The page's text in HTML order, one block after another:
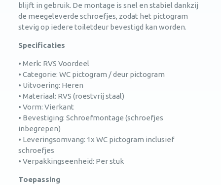
blijft in gebruik. De montage is snel en stabiel dankzij
de meegeleverde schroefjes, zodat het pictogram
stevig op iedere toiletdeur bevestigd kan worden.
Specificaties
• Merk: RVS Voordeel
• Categorie: WC pictogram / deur pictogram
• Uitvoering: Heren
• Materiaal: RVS (roestvrij staal)
• Vorm: Vierkant
• Bevestiging: Schroefmontage (schroefjes
inbegrepen)
• Leveringsomvang: 1x WC pictogram inclusief
schroefjes
• Verpakkingseenheid: Per stuk
Toepassing